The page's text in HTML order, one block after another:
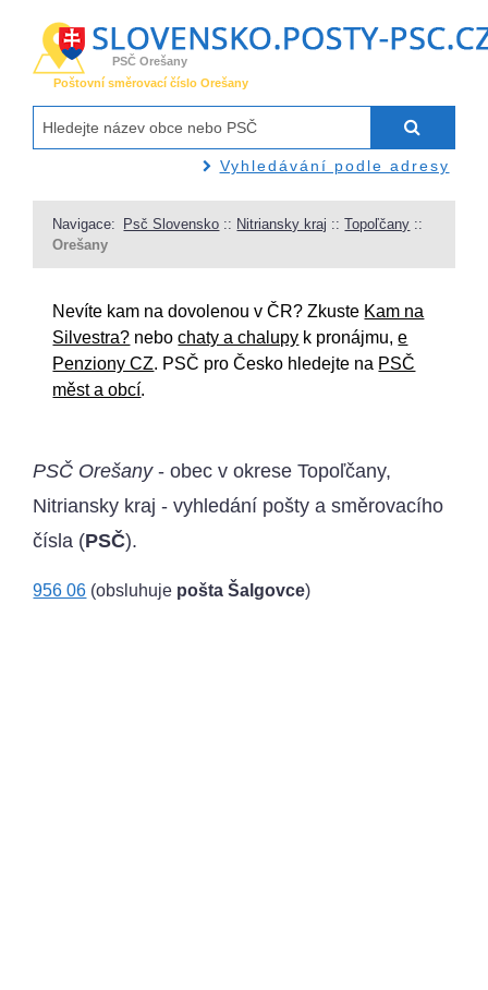
PSČ Orešany
Poštovní směrovací číslo Orešany
Vyhledávání podle adresy
Navigace: Psč Slovensko :: Nitriansky kraj ::Topoľčany ::
Orešany
Nevíte kam na dovolenou v ČR? Zkuste Kam na
Silvestra? nebochaty a chalupy k pronájmu,e
Penziony CZ. PSČ pro Česko hledejte na PSČ
měst a obcí.
PSČ Orešany- obec v okrese Topoľčany,
Nitriansky kraj - vyhledání pošty a směrovacího
čísla (PSČ).
956 06 (obsluhuje pošta Šalgovce)